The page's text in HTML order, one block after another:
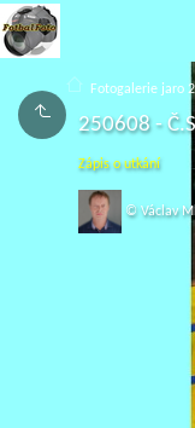
Fotogalerie jaro
250608 -
Zápis o utkání
© Václav